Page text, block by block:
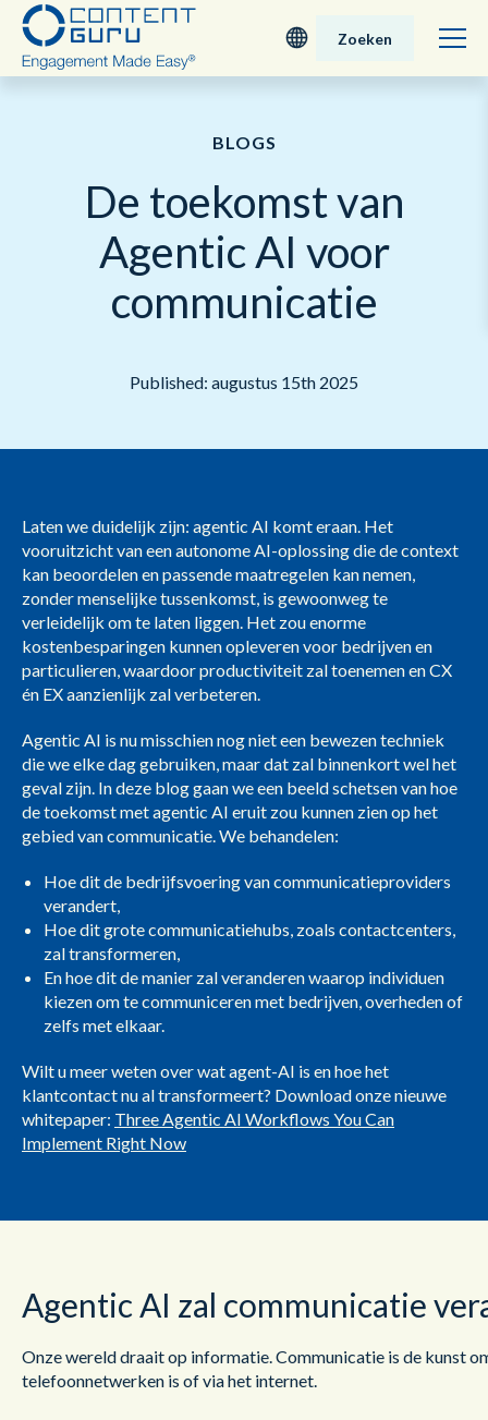
Nederlands
English - USA
Zoeken
BLOGS
De toekomst van
Agentic AI voor
communicatie
Published: augustus 15th 2025
Laten we duidelijk zijn: agentic AI komt eraan. Het
vooruitzicht van een autonome AI-oplossing die de context
kan beoordelen en passende maatregelen kan nemen,
zonder menselijke tussenkomst, is gewoonweg te
verleidelijk om te laten liggen. Het zou enorme
kostenbesparingen kunnen opleveren voor bedrijven en
particulieren, waardoor productiviteit zal toenemen en CX
én EX aanzienlijk zal verbeteren.
Agentic AI is nu misschien nog niet een bewezen techniek
die we elke dag gebruiken, maar dat zal binnenkort wel het
geval zijn. In deze blog gaan we een beeld schetsen van hoe
de toekomst met agentic AI eruit zou kunnen zien op het
gebied van communicatie. We behandelen:
Hoe dit de bedrijfsvoering van communicatieproviders
verandert,
Hoe dit grote communicatiehubs, zoals contactcenters,
zal transformeren,
En hoe dit de manier zal veranderen waarop individuen
kiezen om te communiceren met bedrijven, overheden of
zelfs met elkaar.
Wilt u meer weten over wat agent-AI is en hoe het
klantcontact nu al transformeert? Download onze nieuwe
whitepaper: Three Agentic AI Workflows You Can
Implement Right Now
Agentic AI zal communicatie
Onze wereld draait op informatie. Communicatie is de kunst
telefoonnetwerken is of via het internet.